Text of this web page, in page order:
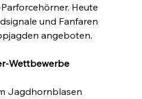
Heute
und Fanfaren
angeboten.
Wettbewerbe
Jagdhornblasen